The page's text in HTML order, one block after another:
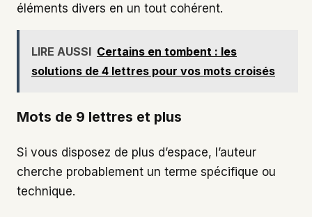
éléments divers en un tout cohérent.
LIRE AUSSI Certains en tombent : les
solutions de 4 lettres pour vos mots croisés
Mots de 9 lettres et plus
Si vous disposez de plus d’espace, l’auteur
cherche probablement un terme spécifique ou
technique.